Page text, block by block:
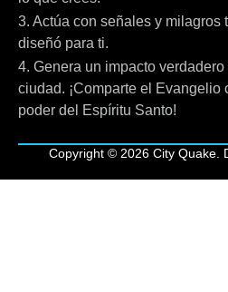
3. Actúa con señales y milagros
diseñó para ti.
4. Genera un impacto
ciudad. ¡Comparte el Evangelio
poder del Espíritu Santo!
Copyright © 2026 City Quake.